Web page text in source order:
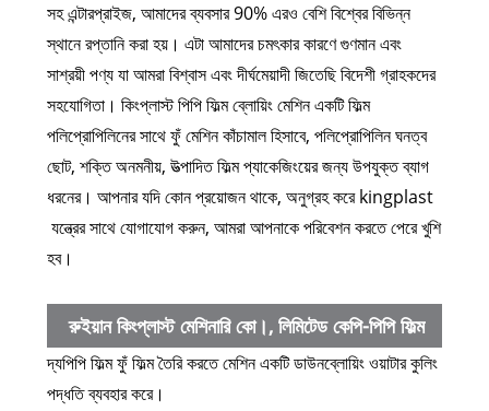
সহ এন্টারপ্রাইজ, আমাদের ব্যবসার 90% এরও বেশি বিশ্বের বিভিন্ন
স্থানে রপ্তানি করা হয়। এটা আমাদের চমৎকার কারণে গুণমান এবং
সাশ্রয়ী পণ্য যা আমরা বিশ্বাস এবং দীর্ঘমেয়াদী জিতেছি বিদেশী গ্রাহকদের
সহযোগিতা। কিংপ্লাস্ট পিপি ফিল্ম ব্লোয়িং মেশিন একটি ফিল্ম
পলিপ্রোপিলিনের সাথে ফুঁ মেশিন কাঁচামাল হিসাবে, পলিপ্রোপিলিন ঘনত্ব
ছোট, শক্তি অনমনীয়, উত্পাদিত ফিল্ম প্যাকেজিংয়ের জন্য উপযুক্ত ব্যাগ
ধরনের। আপনার যদি কোন প্রয়োজন থাকে, অনুগ্রহ করে kingplast
যন্ত্রের সাথে যোগাযোগ করুন, আমরা আপনাকে পরিবেশন করতে পেরে খুশি
হব।
রুইয়ান কিংপ্লাস্ট মেশিনারি কো।, লিমিটেড কেপি-পিপি ফিল্ম
ব্লোয়িং মেশিনের বৈশিষ্ট্য
দ্যপিপি ফিল্ম ফুঁ ফিল্ম তৈরি করতে মেশিন একটি ডাউনব্লোয়িং ওয়াটার কুলিং
পদ্ধতি ব্যবহার করে।